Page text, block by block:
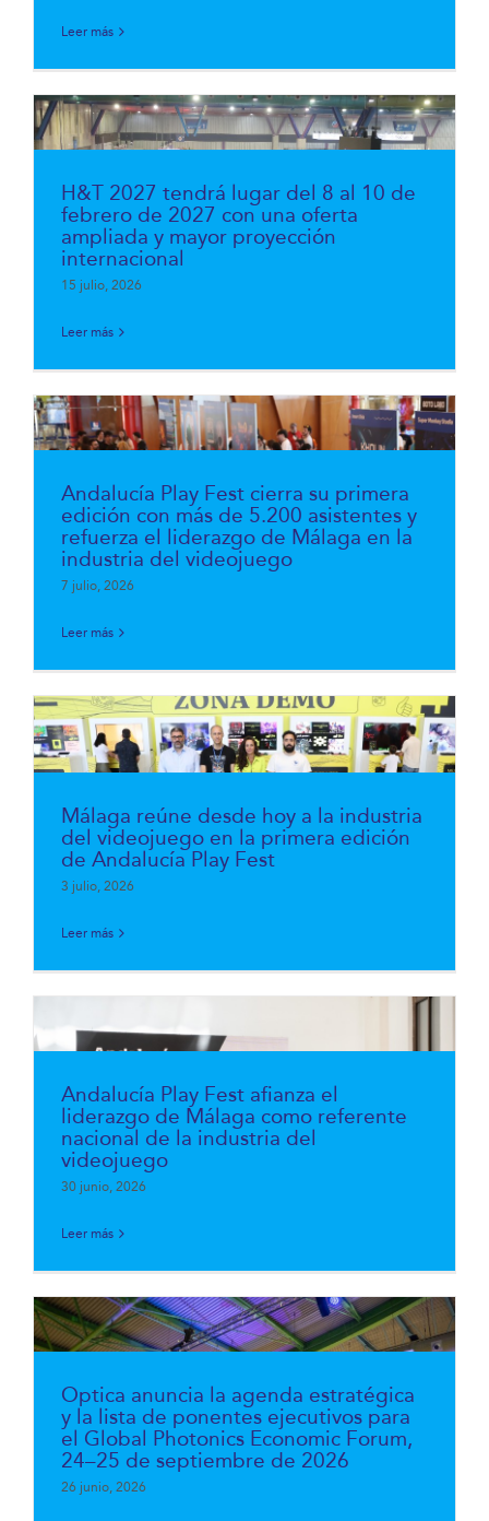
Leer más
H&T 2027 tendrá lugar del 8 al 10 de
febrero de 2027 con una oferta
ampliada y mayor proyección
internacional
15 julio, 2026
Leer más
Andalucía Play Fest cierra su primera
edición con más de 5.200 asistentes y
refuerza el liderazgo de Málaga en la
industria del videojuego
7 julio, 2026
Leer más
Málaga reúne desde hoy a la industria
del videojuego en la primera edición
de Andalucía Play Fest
3 julio, 2026
Leer más
Andalucía Play Fest afianza el
liderazgo de Málaga como referente
nacional de la industria del
videojuego
30 junio, 2026
Leer más
Optica anuncia la agenda estratégica
y la lista de ponentes ejecutivos para
el Global Photonics Economic Forum,
24–25 de septiembre de 2026
26 junio, 2026